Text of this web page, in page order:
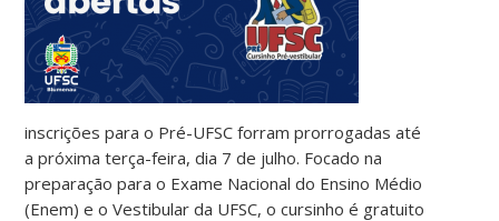
inscrições para o Pré-UFSC forram prorrogadas até
a próxima terça-feira, dia 7 de julho. Focado na
preparação para o Exame Nacional do Ensino Médio
(Enem) e o Vestibular da UFSC, o cursinho é gratuito